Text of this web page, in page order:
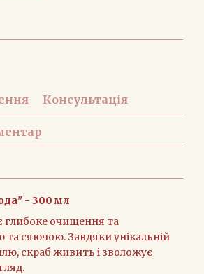
Консультація
- 300 мл
глибоке очищення та
та сяючою. Завдяки унікальній
скраб живить і зволожує